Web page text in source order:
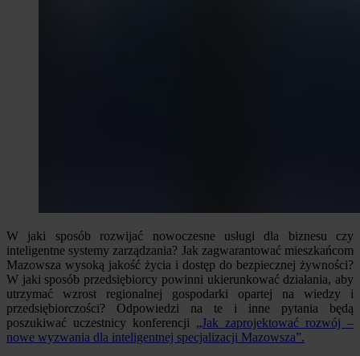
W jaki sposób rozwijać nowoczesne usługi dla biznesu czy
inteligentne systemy zarządzania? Jak zagwarantować mieszkańcom
Mazowsza wysoką jakość życia i dostęp do bezpiecznej żywności?
W jaki sposób przedsiębiorcy powinni ukierunkować działania, aby
utrzymać wzrost regionalnej gospodarki opartej na wiedzy i
przedsiębiorczości? Odpowiedzi na te i inne pytania będą
poszukiwać uczestnicy konferencji „Jak zaprojektować rozwój –
nowe wyzwania dla inteligentnej specjalizacji Mazowsza”.